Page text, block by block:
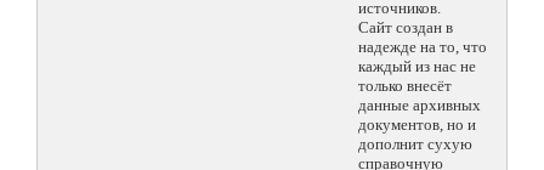
источников.
Сайт создан в
надежде на то, что
каждый из нас не
только внесёт
данные архивных
документов, но и
дополнит сухую
справочную